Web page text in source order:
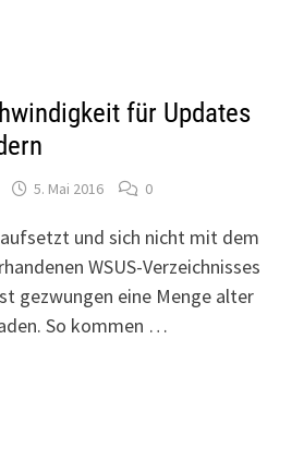
für Updates
5. Mai 2016 0
aufsetzt und sich nicht mit dem
WSUS-Verzeichnisses
gezwungen eine Menge alter
So kommen …